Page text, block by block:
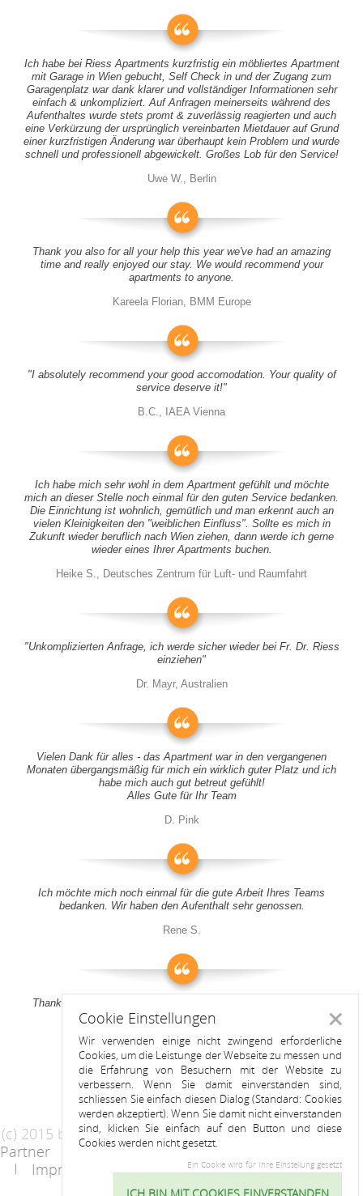
Ich habe bei Riess Apartments kurzfristig ein möbliertes Apartment
mit Garage in Wien gebucht, Self Check in und der Zugang zum
Garagenplatz war dank klarer und vollständiger Informationen sehr
einfach & unkompliziert. Auf Anfragen meinerseits während des
Aufenthaltes wurde stets promt & zuverlässig reagierten und auch
eine Verkürzung der ursprünglich vereinbarten Mietdauer auf Grund
einer kurzfristigen Änderung war überhaupt kein Problem und wurde
schnell und professionell abgewickelt. Großes Lob für den Service!
Uwe W., Berlin
Thank you also for all your help this year we've had an amazing
time and really enjoyed our stay. We would recommend your
apartments to anyone.
Kareela Florian, BMM Europe
"I absolutely recommend your good accomodation. Your quality of
service deserve it!"
B.C., IAEA Vienna
Ich habe mich sehr wohl in dem Apartment gefühlt und möchte
mich an dieser Stelle noch einmal für den guten Service bedanken.
Die Einrichtung ist wohnlich, gemütlich und man erkennt auch an
vielen Kleinigkeiten den "weiblichen Einfluss". Sollte es mich in
Zukunft wieder beruflich nach Wien ziehen, dann werde ich gerne
wieder eines Ihrer Apartments buchen.
Heike S., Deutsches Zentrum für Luft- und Raumfahrt
"Unkomplizierten Anfrage, ich werde sicher wieder bei Fr. Dr. Riess
einziehen"
Dr. Mayr, Australien
Vielen Dank für alles - das Apartment war in den vergangenen
Monaten übergangsmäßig für mich ein wirklich guter Platz und ich
habe mich auch gut betreut gefühlt!
Alles Gute für Ihr Team
D. Pink
Ich möchte mich noch einmal für die gute Arbeit Ihres Teams
bedanken. Wir haben den Aufenthalt sehr genossen.
Rene S.
Thank you all for your support! It was a pleasure to stay at your
apartment
Anitah S.
(c) 2015 by Riess Apartments
Partner
AGB
Datenschutzerklärung
Impressum
Kontakt
Cookie Einstellungen
Wir verwenden einige nicht zwingend erforderliche
Cookies, um die Leistunge der Webseite zu messen und
die Erfahrung von Besuchern mit der Website zu
verbessern. Wenn Sie damit einverstanden sind,
schliessen Sie einfach diesen Dialog (Standard: Cookies
werden akzeptiert). Wenn Sie damit nicht einverstanden
sind, klicken Sie einfach auf den Button und diese
Cookies werden nicht gesetzt.
Ein Cookie wird für Ihre Einstellung gesetzt